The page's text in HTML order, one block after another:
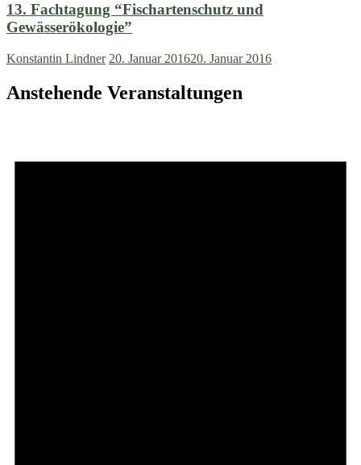
13. Fachtagung “Fischartenschutz und
Gewässerökologie”
Konstantin Lindner 20. Januar 201620. Januar 2016
Anstehende Veranstaltungen